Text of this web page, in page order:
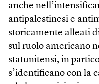
anche
antipalestinesi e
storicamente alleati
sul ruolo americano
statunitensi, in
s’identificano con la